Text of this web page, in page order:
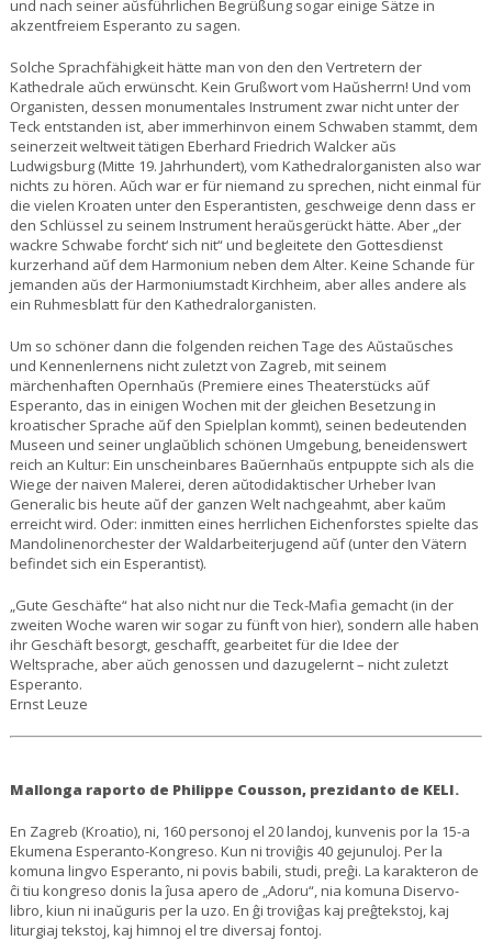
und nach seiner aŭsführlichen Begrüßung sogar einige Sätze in
akzentfreiem Esperanto zu sagen.
Solche Sprachfähigkeit hätte man von den den Vertretern der
Kathedrale aŭch erwünscht. Kein Grußwort vom Haŭsherrn! Und vom
Organisten, dessen monumentales Instrument zwar nicht unter der
Teck entstanden ist, aber immerhinvon einem Schwaben stammt, dem
seinerzeit weltweit tätigen Eberhard Friedrich Walcker aŭs
Ludwigsburg (Mitte 19. Jahrhundert), vom Kathedralorganisten also war
nichts zu hören. Aŭch war er für niemand zu sprechen, nicht einmal für
die vielen Kroaten unter den Esperantisten, geschweige denn dass er
den Schlüssel zu seinem Instrument heraŭsgerückt hätte. Aber „der
wackre Schwabe forcht‘ sich nit“ und begleitete den Gottesdienst
kurzerhand aŭf dem Harmonium neben dem Alter. Keine Schande für
jemanden aŭs der Harmoniumstadt Kirchheim, aber alles andere als
ein Ruhmesblatt für den Kathedralorganisten.
Um so schöner dann die folgenden reichen Tage des Aŭstaŭsches
und Kennenlernens nicht zuletzt von Zagreb, mit seinem
märchenhaften Opernhaŭs (Premiere eines Theaterstücks aŭf
Esperanto, das in einigen Wochen mit der gleichen Besetzung in
kroatischer Sprache aŭf den Spielplan kommt), seinen bedeutenden
Museen und seiner unglaŭblich schönen Umgebung, beneidenswert
reich an Kultur: Ein unscheinbares Baŭernhaŭs entpuppte sich als die
Wiege der naiven Malerei, deren aŭtodidaktischer Urheber Ivan
Generalic bis heute aŭf der ganzen Welt nachgeahmt, aber kaŭm
erreicht wird. Oder: inmitten eines herrlichen Eichenforstes spielte das
Mandolinenorchester der Waldarbeiterjugend aŭf (unter den Vätern
befindet sich ein Esperantist).
„Gute Geschäfte“ hat also nicht nur die Teck-Mafia gemacht (in der
zweiten Woche waren wir sogar zu fünft von hier), sondern alle haben
ihr Geschäft besorgt, geschafft, gearbeitet für die Idee der
Weltsprache, aber aŭch genossen und dazugelernt – nicht zuletzt
Esperanto.
Ernst Leuze
Mallonga raporto de Philippe Cousson, prezidanto de KELI.
En Zagreb (Kroatio), ni, 160 personoj el 20 landoj, kunvenis por la 15-a
Ekumena Esperanto-Kongreso. Kun ni troviĝis 40 gejunuloj. Per la
komuna lingvo Esperanto, ni povis babili, studi, preĝi. La karakteron de
ĉi tiu kongreso donis la ĵusa apero de „Adoru“, nia komuna Diservo-
libro, kiun ni inaŭguris per la uzo. En ĝi troviĝas kaj preĝtekstoj, kaj
liturgiaj tekstoj, kaj himnoj el tre diversaj fontoj.